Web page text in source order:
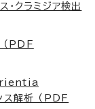
クラミジア検出
PDF
解析 （PDF